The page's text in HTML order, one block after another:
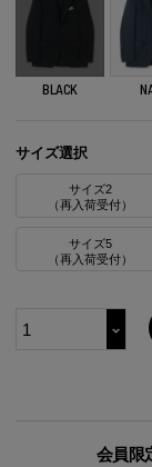
BLACK
サイズ選択
サイズ2
（再入荷受付）
サイズ5
（再入荷受付）
会員限